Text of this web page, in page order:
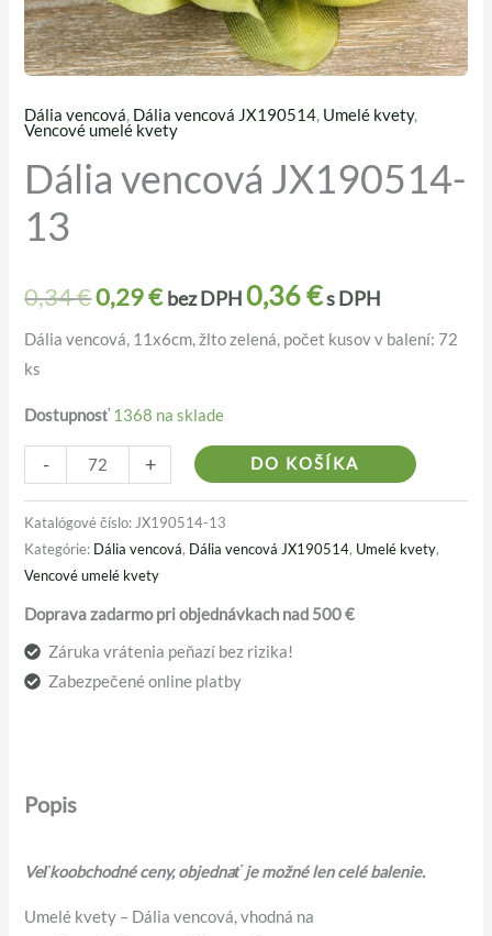
Dália vencová, Dália vencová JX190514, Umelé kvety,
Vencové umelé kvety
Dália vencová JX190514-
13
0,34€
Pôvodná
cena
0,29€
Aktuálna
cena
bez DPH0,36€s DPH
Dália vencová, 11x6cm, žlto zelená, počet kusov v balení: 72
ks
Dostupnosť 1368 na sklade
-
množstvo
vencová
JX190514-
13
+ DO KOŠÍKA
Katalógové číslo: JX190514-13
Kategórie: Dália vencová, Dália vencová JX190514, Umelé kvety,
Vencové umelé kvety
Doprava zadarmo pri objednávkach nad 500 €
Záruka vrátenia peňazí bez rizika!
Zabezpečené online platby
Popis
Veľkoobchodné ceny, objednať je možné len celé balenie.
Umelé kvety – Dália vencová, vhodná na